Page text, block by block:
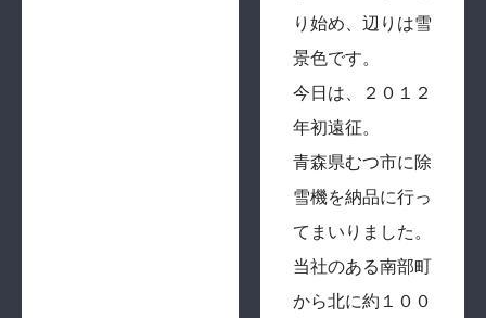
り始め、辺りは雪
景色です。
今日は、２０１２
年初遠征。
青森県むつ市に除
雪機を納品に行っ
てまいりました。
当社のある南部町
から北に約１００